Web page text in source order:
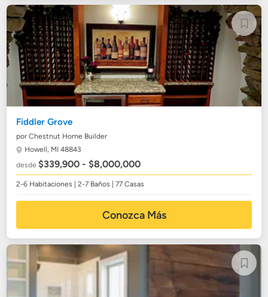
Fiddler Grove
por Chestnut Home Builder
Howell, MI 48843
desde$339,900 - $8,000,000
2-6 Habitaciones | 2-7 Baños | 77 Casas
Conozca Más